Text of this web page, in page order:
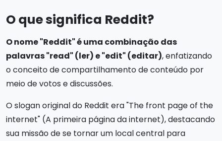
O que significa Reddit?
O nome "Reddit" é uma combinação das
palavras "read" (ler) e "edit" (editar), enfatizando
o conceito de compartilhamento de conteúdo por
meio de votos e discussões.
O slogan original do Reddit era "The front page of the
internet" (A primeira página da internet), destacando
sua missão de se tornar um local central para